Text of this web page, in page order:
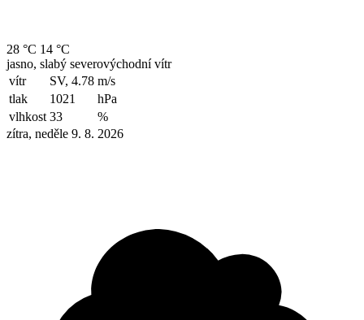
28 °C 14 °C
jasno, slabý severovýchodní vítr
vítr
SV, 4.78 m/s
tlak
1021
hPa
vlhkost 33
%
zítra, neděle 9. 8. 2026